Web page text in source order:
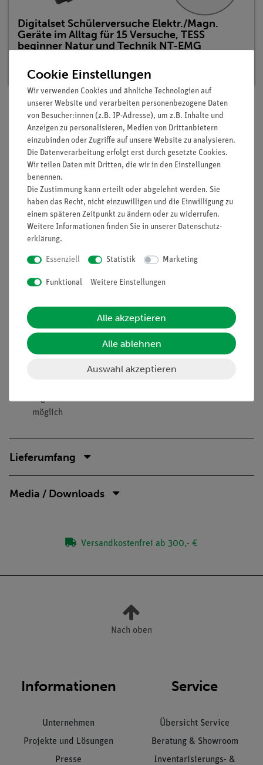
Digitalset Schülerversuche Elektr./Magn.
Geräte im Alltag für 15 Versuche, TESS
beginner Natur und Technik NT-EMG
Beschreibung
Prinzip
Die Schülerinnen und Schüler untersuchen einen einfachen
elektrischen Stromkreis. Sie lernen den grundsätzlichen
Aufbau einer elektrischen Schaltung, erkennen, dass ein
Stromkreis komplett geschlossen sein muss und beobachten,
wie mit einem Ein-/Ausschalter der Stromkreis geöffnet und
geschlossen werden kann.
Vorteile
aufbereitete Versuchsbeschreibung (Eingangsfrage,
Alltagsbezug etc.)
Darstellung der abgedeckten prozessbezogenen sowie
inhaltsbezogenen Kompetenzen direkt beim Versuch
Lehrplankonform
digitalen naturwissenschaftlichen Unterricht mit Tablets
möglich
Lieferumfang
Media / Downloads
Versandkostenfrei ab 300,- €
Nach oben
Informationen
Unternehmen
Projekte und Lösungen
Presse
Service
Übersicht Service
Beratung & Showroom
Inventarisierungs- &
Cookie Einstellungen
Wir verwenden Cookies und ähnliche Technologien auf
unserer Website und verarbeiten personenbezogene Daten
von Besucher:innen (z.B. IP-Adresse), um z.B. Inhalte und
Anzeigen zu personalisieren, Medien von Drittanbietern
einzubinden oder Zugriffe auf unsere Website zu analysieren.
Die Datenverarbeitung erfolgt erst durch gesetzte Cookies.
Wir teilen Daten mit Dritten, die wir in den Einstellungen
benennen.
Die Zustimmung kann erteilt oder abgelehnt werden. Sie
haben das Recht, nicht einzuwilligen und die Einwilligung zu
einem späteren Zeitpunkt zu ändern oder zu widerrufen.
Weitere Informationen finden Sie in unserer Daten­schutz­
erklärung.
Essenziell Statistik Marketing
Funktional Weitere Einstellungen
Alle akzeptieren
Alle ablehnen
Auswahl akzeptieren